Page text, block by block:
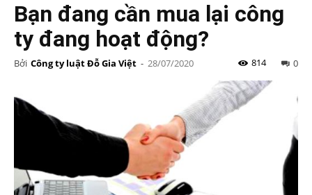
Bạn đang cần mua lại công
ty đang hoạt động?
Bởi Công ty luật Đỗ Gia Việt - 28/07/2020 0
814